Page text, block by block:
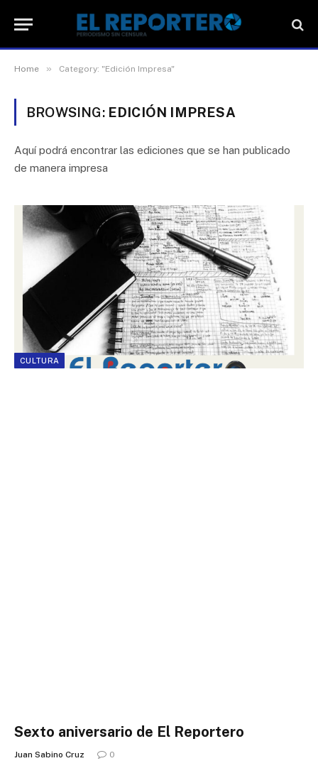
Home » Category: "Edición Impresa"
BROWSING: EDICIÓN IMPRESA
Aquí podrá encontrar las ediciones que se han publicado
de manera impresa
CULTURA
Sexto aniversario de El Reportero
Juan Sabino Cruz 0